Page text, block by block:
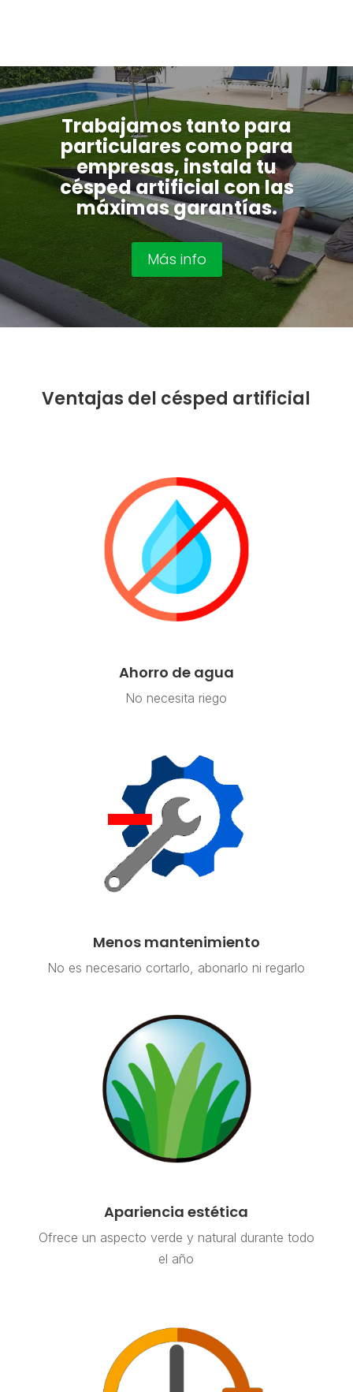
Trabajamos tanto para
particulares como para
empresas, instala tu
césped artificial con las
máximas garantías.
Más info
Ventajas del césped artificial
Ahorro de agua
No necesita riego
Menos mantenimiento
No es necesario cortarlo, abonarlo ni regarlo
Apariencia estética
Ofrece un aspecto verde y natural durante todo
el año